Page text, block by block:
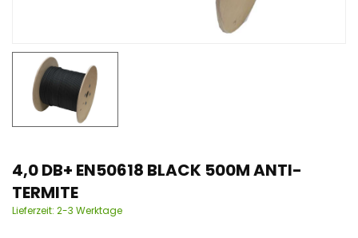
4,0 DB+ EN50618 BLACK 500M ANTI-
TERMITE
Lieferzeit: 2-3 Werktage